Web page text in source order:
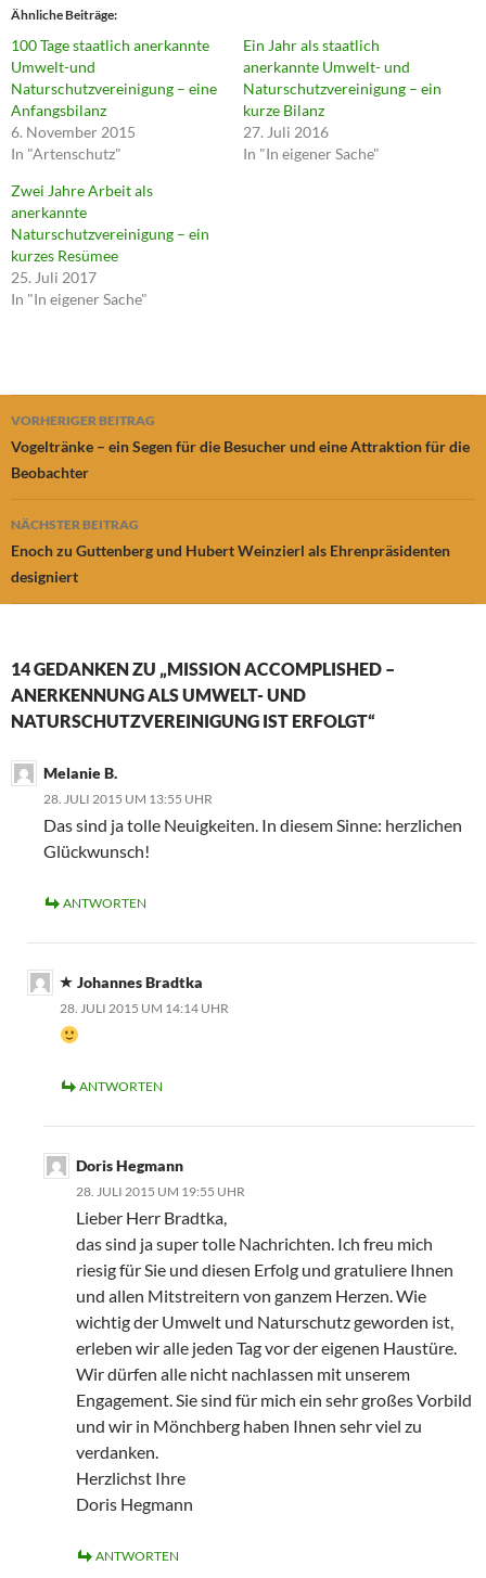
Ähnliche Beiträge
100 Tage staatlich anerkannte
Umwelt-und
Naturschutzvereinigung – eine
Anfangsbilanz
6. November 2015
In "Artenschutz"
Ein Jahr als staatlich
anerkannte Umwelt- und
Naturschutzvereinigung – ein
kurze Bilanz
27. Juli 2016
In "In eigener Sache"
Zwei Jahre Arbeit als
anerkannte
Naturschutzvereinigung – ein
kurzes Resümee
25. Juli 2017
In "In eigener Sache"
Beitragsnavigation
VORHERIGER BEITRAG
Vogeltränke – ein Segen für die Besucher und eine Attraktion für die
Beobachter
NÄCHSTER BEITRAG
Enoch zu Guttenberg und Hubert Weinzierl als Ehrenpräsidenten
designiert
14 GEDANKEN ZU „MISSION ACCOMPLISHED –
ANERKENNUNG ALS UMWELT- UND
NATURSCHUTZVEREINIGUNG IST ERFOLGT“
Melanie B.
28. JULI 2015 UM 13:55 UHR
Das sind ja tolle Neuigkeiten. In diesem Sinne: herzlichen
Glückwunsch!
ANTWORTEN
Johannes Bradtka
28. JULI 2015 UM 14:14 UHR
ANTWORTEN
Doris Hegmann
28. JULI 2015 UM 19:55 UHR
Lieber Herr Bradtka,
das sind ja super tolle Nachrichten. Ich freu mich
riesig für Sie und diesen Erfolg und gratuliere Ihnen
und allen Mitstreitern von ganzem Herzen. Wie
wichtig der Umwelt und Naturschutz geworden ist,
erleben wir alle jeden Tag vor der eigenen Haustüre.
Wir dürfen alle nicht nachlassen mit unserem
Engagement. Sie sind für mich ein sehr großes Vorbild
und wir in Mönchberg haben Ihnen sehr viel zu
verdanken.
Herzlichst Ihre
Doris Hegmann
ANTWORTEN